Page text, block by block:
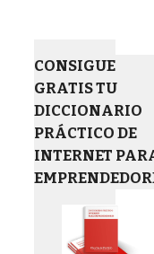
CONSIGUE
GRATIS TU
DICCIONARIO
PRÁCTICO DE
INTERNET